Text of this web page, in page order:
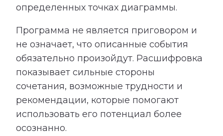
определенных точках диаграммы.
Программа не является приговором и
не означает, что описанные события
обязательно произойдут. Расшифровка
показывает сильные стороны
сочетания, возможные трудности и
рекомендации, которые помогают
использовать его потенциал более
осознанно.